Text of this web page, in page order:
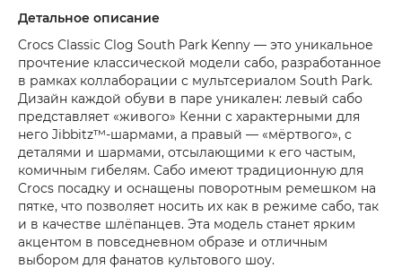
Детальное описание
Crocs Classic Clog South Park Kenny — это уникальное
прочтение классической модели сабо, разработанное
в рамках коллаборации с мультсериалом South Park.
Дизайн каждой обуви в паре уникален: левый сабо
представляет «живого» Кенни с характерными для
него Jibbitz™-шармами, а правый — «мёртвого», с
деталями и шармами, отсылающими к его частым,
комичным гибелям. Сабо имеют традиционную для
Crocs посадку и оснащены поворотным ремешком на
пятке, что позволяет носить их как в режиме сабо, так
и в качестве шлёпанцев. Эта модель станет ярким
акцентом в повседневном образе и отличным
выбором для фанатов культового шоу.